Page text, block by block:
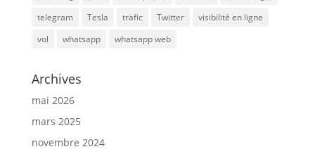
telegram
Tesla trafic Twitter
visibilité en ligne
vol
whatsapp whatsapp web
Archives
mai 2026
mars 2025
novembre 2024